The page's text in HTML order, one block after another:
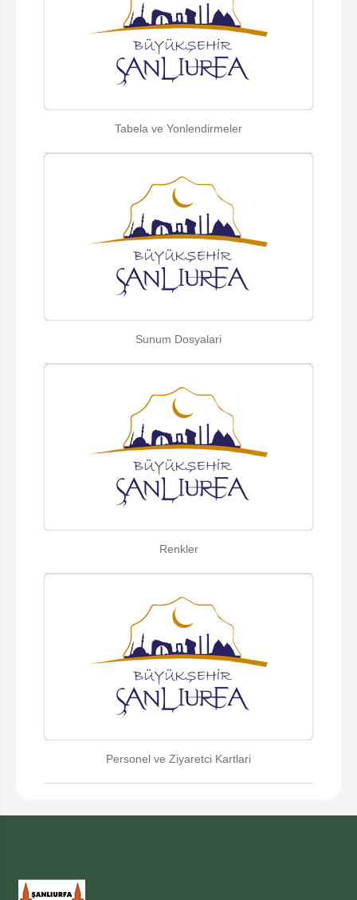
Tabela ve Yonlendirmeler
Sunum Dosyalari
Renkler
Personel ve Ziyaretci Kartlari